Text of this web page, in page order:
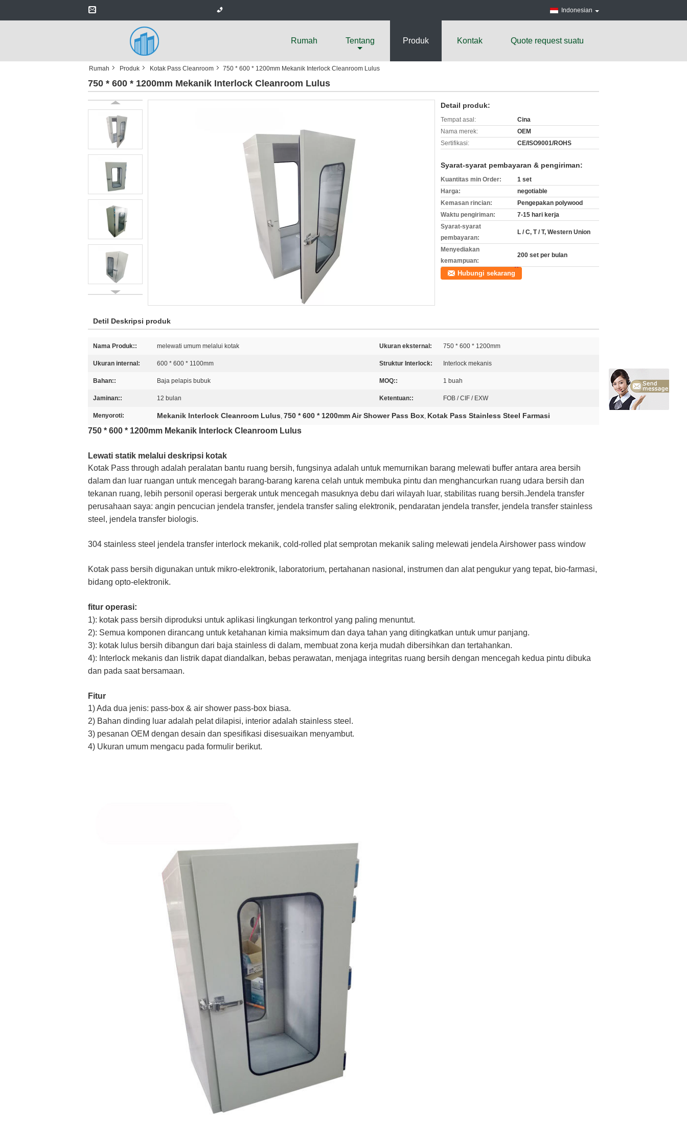
Indonesian
Rumah Tentang Produk Kontak Quote request suatu
Rumah Produk Kotak Pass Cleanroom 750 * 600 * 1200mm Mekanik Interlock Cleanroom Lulus
750 * 600 * 1200mm Mekanik Interlock Cleanroom Lulus
Detail produk:
Tempat asal:
Cina
Nama merek:
OEM
Sertifikasi:
CE/ISO9001/ROHS
Syarat-syarat pembayaran & pengiriman:
Kuantitas min Order:
1 set
Harga:
negotiable
Kemasan rincian:
Pengepakan polywood
Waktu pengiriman:
7-15 hari kerja
Syarat-syarat
pembayaran:
L / C, T / T, Western Union
Menyediakan
kemampuan:
200 set per bulan
Hubungi sekarang
Detil Deskripsi produk
Nama Produk:: melewati umum melalui kotak Ukuran eksternal: 750 * 600 * 1200mm
Ukuran internal: 600 * 600 * 1100mm Struktur Interlock: Interlock mekanis
Bahan:: Baja pelapis bubuk MOQ:: 1 buah
Jaminan:: 12 bulan Ketentuan:: FOB / CIF / EXW
Menyoroti: Mekanik Interlock Cleanroom Lulus, 750 * 600 * 1200mm Air Shower Pass Box, Kotak Pass Stainless Steel Farmasi
750 * 600 * 1200mm Mekanik Interlock Cleanroom Lulus
Lewati statik melalui deskripsi kotak
Kotak Pass through adalah peralatan bantu ruang bersih, fungsinya adalah untuk memurnikan barang melewati buffer antara area bersih
dalam dan luar ruangan untuk mencegah barang-barang karena celah untuk membuka pintu dan menghancurkan ruang udara bersih dan
tekanan ruang, lebih personil operasi bergerak untuk mencegah masuknya debu dari wilayah luar, stabilitas ruang bersih.Jendela transfer
perusahaan saya: angin pencucian jendela transfer, jendela transfer saling elektronik, pendaratan jendela transfer, jendela transfer stainless
steel, jendela transfer biologis.
304 stainless steel jendela transfer interlock mekanik, cold-rolled plat semprotan mekanik saling melewati jendela Airshower pass window
Kotak pass bersih digunakan untuk mikro-elektronik, laboratorium, pertahanan nasional, instrumen dan alat pengukur yang tepat, bio-farmasi,
bidang opto-elektronik.
fitur operasi:
1): kotak pass bersih diproduksi untuk aplikasi lingkungan terkontrol yang paling menuntut.
2): Semua komponen dirancang untuk ketahanan kimia maksimum dan daya tahan yang ditingkatkan untuk umur panjang.
3): kotak lulus bersih dibangun dari baja stainless di dalam, membuat zona kerja mudah dibersihkan dan tertahankan.
4): Interlock mekanis dan listrik dapat diandalkan, bebas perawatan, menjaga integritas ruang bersih dengan mencegah kedua pintu dibuka
dan pada saat bersamaan.
Fitur
1) Ada dua jenis: pass-box & air shower pass-box biasa.
2) Bahan dinding luar adalah pelat dilapisi, interior adalah stainless steel.
3) pesanan OEM dengan desain dan spesifikasi disesuaikan menyambut.
4) Ukuran umum mengacu pada formulir berikut.